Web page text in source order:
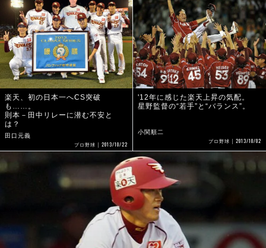
楽天、初の日本一へCS突破
も……。
則本－田中リレーに潜む不安と
は？
田口元義
プロ野球 2013/10/22
'12年に感じた楽天上昇の気配。
星野監督の“若手”と“バランス”。
小関順二
プロ野球 2013/10/02